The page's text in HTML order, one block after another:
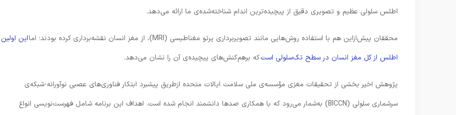
اطلس سلولی عظیم و تصویری دقیق از پیچیده‌ترین اندام شناخته‌‌شده‌ی ما ارائه می‌دهد.
محققان پیش‌از‌این هم با استفاده روش‌هایی مانند تصویربرداری پرتو مغناطیسی (MRI)، از مغز انسان نقشه‌برداری کرده بودند؛ اما
این اولین
اطلس از کل مغز انسان در سطح تک‌سلولی استکه برهم‌کنش‌های پیچیده‌ی آن را نشان می‌دهد.
پژوهش اخیر بخشی از تحقیقات مغزی مؤسسه‌ی ملی سلامت ایالات متحده ازطریق پیشبرد ابتکار فناوری‌های عصبی نوآورانه-شبکه‌ی
سرشماری سلولی (BICCN) به‌شمار می‌رود که با همکاری صدها دانشمند انجام شده است. اهداف این برنامه شامل فهرست‌نویسی انواع